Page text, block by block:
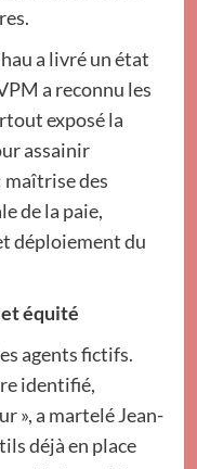
a livré un état
a reconnu les
exposé la
assainir
des
de la paie,
déploiement du
et équité
agents fictifs.
identifié,
», a martelé Jean-
déjà en place